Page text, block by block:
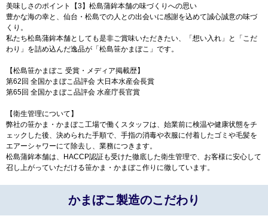
美味しさのポイント【3】松島蒲鉾本舗の味づくりへの思い
豊かな海の幸と、仙台・松島での人との出会いに感謝を込めて誠心誠意の味づ
くり。
私たち松島蒲鉾本舗としても是非ご賞味いただきたい、「想い入れ」と「こだ
わり」を詰め込んだ逸品が「松島笹かまぼこ」です。
【松島笹かまぼこ 受賞・メディア掲載歴】
第62回 全国かまぼこ品評会 大日本水産会長賞
第65回 全国かまぼこ品評会 水産庁長官賞
【衛生管理について】
弊社の笹かま・かまぼこ工場で働くスタッフは、始業前に検温や健康状態をチ
ェックした後、決められた手順で、手指の消毒や衣服に付着したゴミや毛髪を
エアーシャワーにて除去し、業務につきます。
松島蒲鉾本舗は、HACCP認証も受けた徹底した衛生管理で、お客様に安心して
召し上がっていただける笹かま・かまぼこ作りに徹しています。
かまぼこ製造のこだわり